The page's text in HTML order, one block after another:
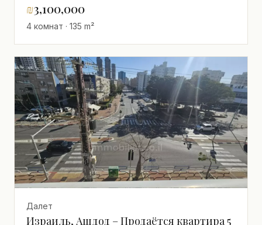
окнами на разные стороны,светлый,в
красивом здании,Высокий этаж с
видом,Премиум-
класс,Прекрасный,Рядом с
морем,Эксклюзивный
проект,просторный,Вид на море
₪3,100,000
4 комнат · 135 m²
Далет
Израиль, Ашдод – Продаётся квартира 5